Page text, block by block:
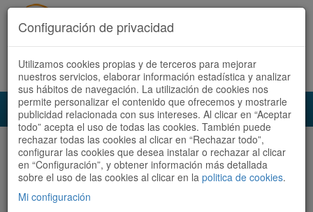
Accedeix Registra't ara Español Català
Audioruta Totes les rutes
Totes les rutes Ordenar per:Més recents/ Dificultat /
Configuración de privacidad
Utilizamos cookies propias y de terceros para mejorar
nuestros servicios, elaborar información estadística y analizar
sus hábitos de navegación. La utilización de cookies nos
permite personalizar el contenido que ofrecemos y mostrarle
publicidad relacionada con sus intereses. Al clicar en “Aceptar
todo” acepta el uso de todas las cookies. También puede
rechazar todas las cookies al clicar en “Rechazar todo”,
configurar las cookies que desea instalar o rechazar al clicar
en “Configuración”, y obtener información más detallada
sobre el uso de las cookies al clicar en la politica de cookies.
Mi configuración